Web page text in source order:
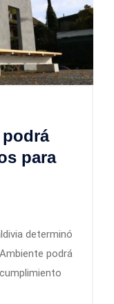
podrá
para
determinó
podrá